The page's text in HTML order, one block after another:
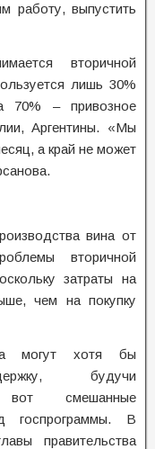
работу, выпустить
вторичной
лишь 30%
70% – привозное
Аргентины. «Мы
а край не может
вина от
вторичной
затраты на
чем на покупку
могут хотя бы
будучи
вот смешанные
госпрограммы. В
правительства